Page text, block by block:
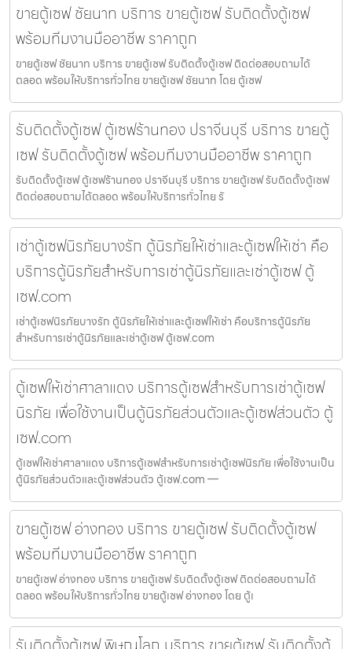
ขายตู้เซฟ ชัยนาท บริการ ขายตู้เซฟ รับติดตั้งตู้เซฟ
พร้อมทีมงานมืออาชีพ ราคาถูก
ขายตู้เซฟ ชัยนาท บริการ ขายตู้เซฟ รับติดตั้งตู้เซฟ ติดต่อสอบถามได้
ตลอด พร้อมให้บริการทั่วไทย ขายตู้เซฟ ชัยนาท โดย ตู้เซฟ
รับติดตั้งตู้เซฟ ตู้เซฟร้านทอง ปราจีนบุรี บริการ ขายตู้
เซฟ รับติดตั้งตู้เซฟ พร้อมทีมงานมืออาชีพ ราคาถูก
รับติดตั้งตู้เซฟ ตู้เซฟร้านทอง ปราจีนบุรี บริการ ขายตู้เซฟ รับติดตั้งตู้เซฟ
ติดต่อสอบถามได้ตลอด พร้อมให้บริการทั่วไทย รั
เช่าตู้เซฟนิรภัยบางรัก ตู้นิรภัยให้เช่าและตู้เซฟให้เช่า คือ
บริการตู้นิรภัยสำหรับการเช่าตู้นิรภัยและเช่าตู้เซฟ ตู้
เซฟ.com
เช่าตู้เซฟนิรภัยบางรัก ตู้นิรภัยให้เช่าและตู้เซฟให้เช่า คือบริการตู้นิรภัย
สำหรับการเช่าตู้นิรภัยและเช่าตู้เซฟ ตู้เซฟ.com
ตู้เซฟให้เช่าศาลาแดง บริการตู้เซฟสำหรับการเช่าตู้เซฟ
นิรภัย เพื่อใช้งานเป็นตู้นิรภัยส่วนตัวและตู้เซฟส่วนตัว ตู้
เซฟ.com
ตู้เซฟให้เช่าศาลาแดง บริการตู้เซฟสำหรับการเช่าตู้เซฟนิรภัย เพื่อใช้งานเป็น
ตู้นิรภัยส่วนตัวและตู้เซฟส่วนตัว ตู้เซฟ.com —
ขายตู้เซฟ อ่างทอง บริการ ขายตู้เซฟ รับติดตั้งตู้เซฟ
พร้อมทีมงานมืออาชีพ ราคาถูก
ขายตู้เซฟ อ่างทอง บริการ ขายตู้เซฟ รับติดตั้งตู้เซฟ ติดต่อสอบถามได้
ตลอด พร้อมให้บริการทั่วไทย ขายตู้เซฟ อ่างทอง โดย ตู้เ